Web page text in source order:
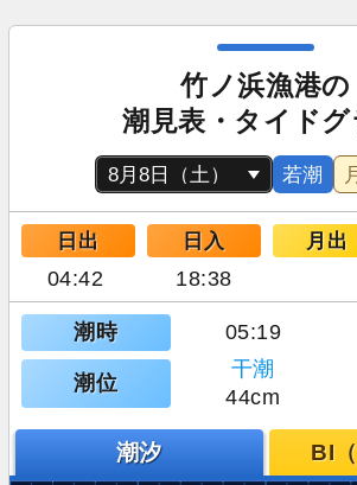
竹ノ浜漁港の
潮見表・タイドグ
若潮
日出 日入 月出
04:42 18:38
潮時 05:19
潮位
干潮
44cm
潮汐 BI